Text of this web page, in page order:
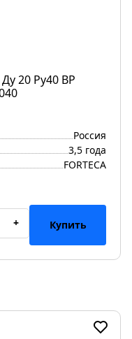
20 Ру40 ВР
Россия
3,5 года
FORTECA
+ Купить